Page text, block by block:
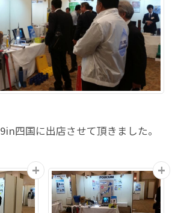
四国に出店させて頂きました。